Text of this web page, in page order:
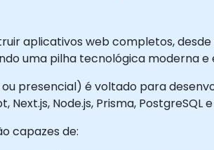
aplicativos web completos,
uma pilha tecnológica moderna e
presencial) é voltado para
Node.js, Prisma,
capazes de: